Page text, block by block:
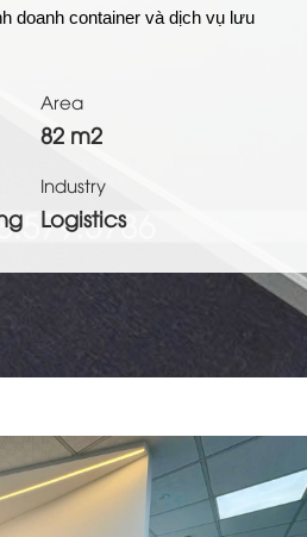
doanh container và dịch vụ lưu
Area
82 m2
Industry
Logistics